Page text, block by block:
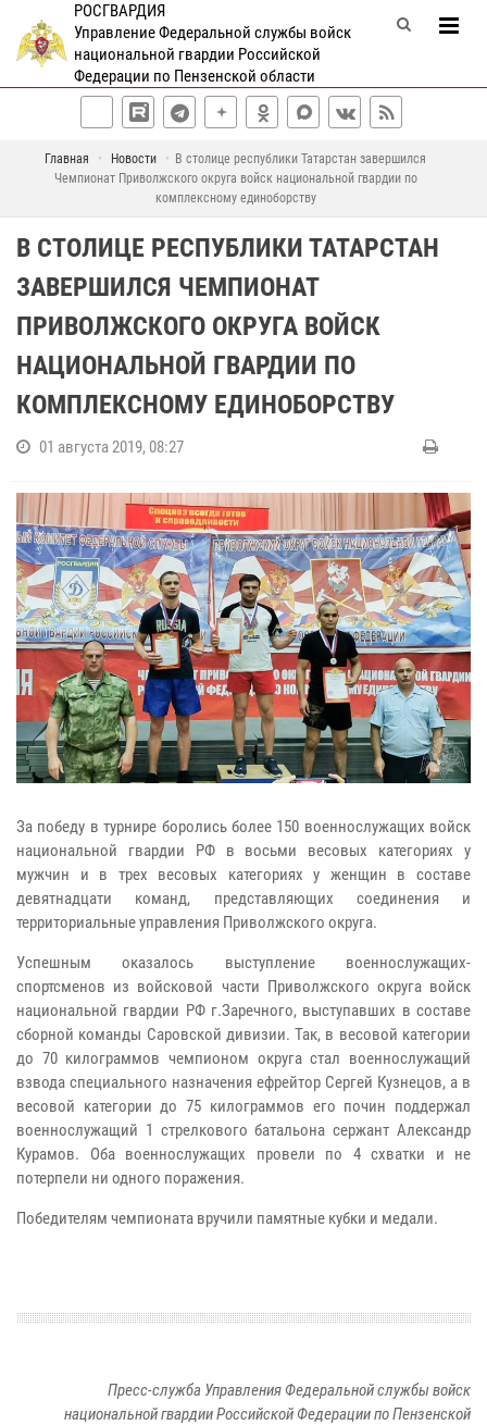
РОСГВАРДИЯ
Управление Федеральной службы войск
национальной гвардии Российской
Федерации по Пензенской области
Главная Новости
В столице республики Татарстан завершился
Чемпионат Приволжского округа войск национальной гвардии по
комплексному единоборству
В СТОЛИЦЕ РЕСПУБЛИКИ ТАТАРСТАН
ЗАВЕРШИЛСЯ ЧЕМПИОНАТ
ПРИВОЛЖСКОГО ОКРУГА ВОЙСК
НАЦИОНАЛЬНОЙ ГВАРДИИ ПО
КОМПЛЕКСНОМУ ЕДИНОБОРСТВУ
01 августа 2019, 08:27
За победу в турнире боролись более 150 военнослужащих войск
национальной гвардии РФ в восьми весовых категориях у
мужчин и в трех весовых категориях у женщин в составе
девятнадцати команд, представляющих соединения и
территориальные управления Приволжского округа.
Успешным оказалось выступление военнослужащих-
спортсменов из войсковой части Приволжского округа войск
национальной гвардии РФ г.Заречного, выступавших в составе
сборной команды Саровской дивизии. Так, в весовой категории
до 70 килограммов чемпионом округа стал военнослужащий
взвода специального назначения ефрейтор Сергей Кузнецов, а в
весовой категории до 75 килограммов его почин поддержал
военнослужащий 1 стрелкового батальона сержант Александр
Курамов. Оба военнослужащих провели по 4 схватки и не
потерпели ни одного поражения.
Победителям чемпионата вручили памятные кубки и медали.
Пресс-служба Управления Федеральной службы войск
национальной гвардии Российской Федерации по Пензенской